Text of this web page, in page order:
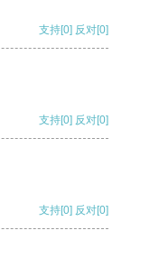
支持[0] 反对[0]
支持[0] 反对[0]
支持[0] 反对[0]